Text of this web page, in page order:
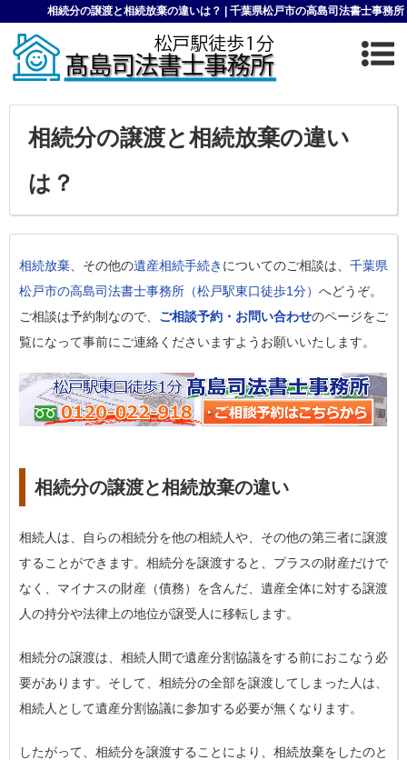
相続分の譲渡と相続放棄の違いは？ | 千葉県松戸市の高島司法書士事務所
相続分の譲渡と相続放棄の違い
は？
相続放棄 、その他の遺産相続手続き についてのご相談は、 千葉県
松戸市の高島司法書士事務所（松戸駅東口徒歩1分） へどうぞ。
ご相談は予約制なので、 ご相談予約・お問い合わせのページをご
覧になって事前にご連絡くださいますようお願いいたします。
相続分の譲渡と相続放棄の違い
相続人は、自らの相続分を他の相続人や、その他の第三者に譲渡
することができます。相続分を譲渡すると、プラスの財産だけで
なく、マイナスの財産（債務）を含んだ、遺産全体に対する譲渡
人の持分や法律上の地位が譲受人に移転します。
相続分の譲渡は、相続人間で遺産分割協議をする前におこなう必
要があります。そして、相続分の全部を譲渡してしまった人は、
相続人として遺産分割協議に参加する必要が無くなります。
したがって、相続分を譲渡することにより、相続放棄をしたのと